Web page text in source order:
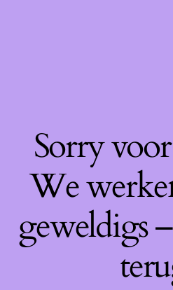
Sorry
We
geweldigs